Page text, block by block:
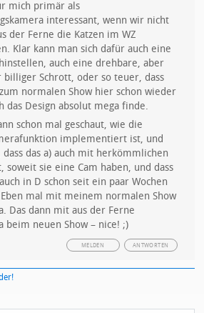
mich primär als
interessant, wenn wir nicht
der Ferne die Katzen im WZ
Klar kann man sich dafür auch eine
auch eine drehbare, aber
billiger Schrott, oder so teuer, dass
normalen Show hier schon wieder
das Design absolut mega finde.
schon mal geschaut, wie die
implementiert ist, und
das a) auch mit herkömmlichen
soweit sie eine Cam haben, und dass
in D schon seit ein paar Wochen
mal mit meinem normalen Show
Das dann mit aus der Ferne
beim neuen Show – nice! ;)
ANTWORTEN
MELDEN